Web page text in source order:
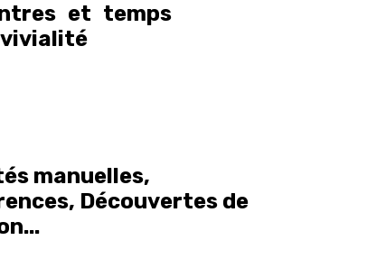
et temps
manuelles,
Découvertes de